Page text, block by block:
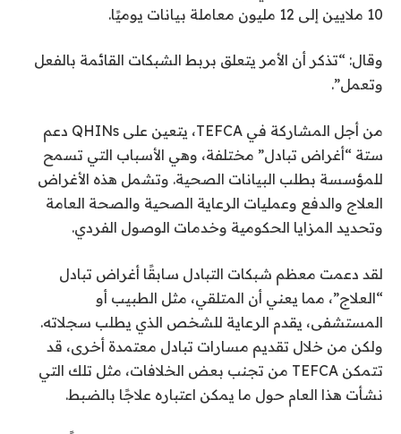
10 ملايين إلى 12 مليون معاملة بيانات يوميًا.
وقال: “تذكر أن الأمر يتعلق بربط الشبكات القائمة بالفعل
وتعمل”.
من أجل المشاركة في TEFCA، يتعين على QHINs دعم
ستة “أغراض تبادل” مختلفة، وهي الأسباب التي تسمح
للمؤسسة بطلب البيانات الصحية. وتشمل هذه الأغراض
العلاج والدفع وعمليات الرعاية الصحية والصحة العامة
وتحديد المزايا الحكومية وخدمات الوصول الفردي.
لقد دعمت معظم شبكات التبادل سابقًا أغراض تبادل
“العلاج”، مما يعني أن المتلقي، مثل الطبيب أو
المستشفى، يقدم الرعاية للشخص الذي يطلب سجلاته.
ولكن من خلال تقديم مسارات تبادل معتمدة أخرى، قد
تتمكن TEFCA من تجنب بعض الخلافات، مثل تلك التي
نشأت هذا العام حول ما يمكن اعتباره علاجًا بالضبط.